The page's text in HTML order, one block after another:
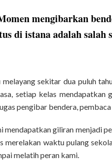
mengibarkan
di istana adalah
melayang sekitar dua puluh
setiap kelas
pengibar bendera,
mendapatkan giliran menjadi
merelakan waktu pulang
melatih peran kami.